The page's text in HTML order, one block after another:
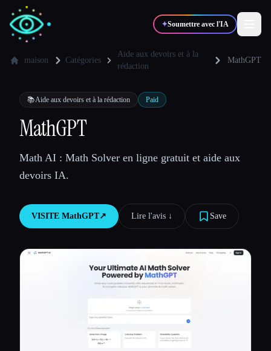
✦Soumettre avec l'IA
💻Développeurs
🎓Étudiants
Comparer les outils
maison Catégories
Aide aux devoirs et à la
rédaction
MathGPT
📚Aide aux devoirs et à la rédaction Paid
MathGPT
Math AI : Math Solver en ligne gratuit et aide aux
devoirs IA.
VISITE MathGPT↗︎ Lire l'avis ↓︎ Save